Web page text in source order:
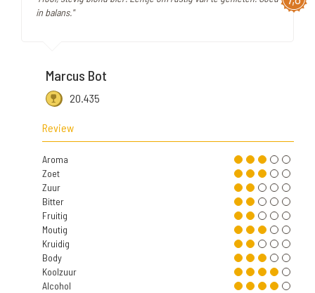
in balans."
Marcus Bot
20.435
Review
Aroma
Zoet
Zuur
Bitter
Fruitig
Moutig
Kruidig
Body
Koolzuur
Alcohol